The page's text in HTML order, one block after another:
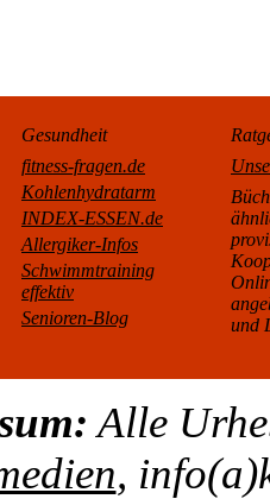
Gesundheit
fitness-fragen.de
Kohlenhydratarm
INDEX-ESSEN.de
Allergiker-Infos
Schwimmtraining
effektiv
Senioren-Blog
und
Alle
,